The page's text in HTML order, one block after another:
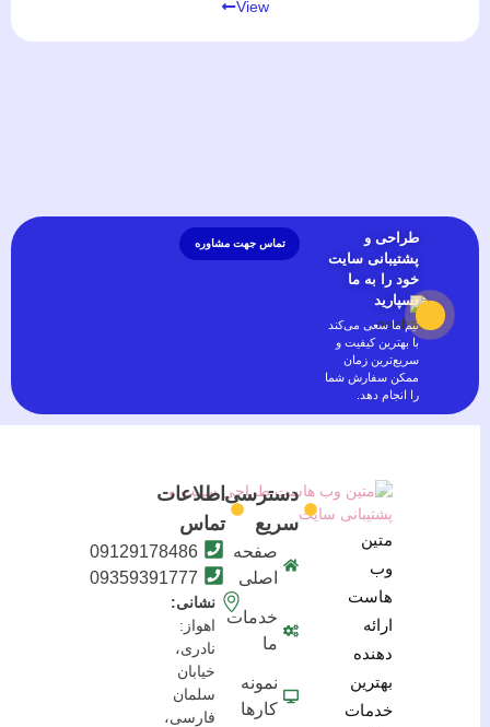
View
طراحی و
پشتیبانی سایت
خود را به ما
بسپارید
تیم ما سعی می‌کند
با بهترین کیفیت و
سریع‌ترین زمان
ممکن سفارش شما
را انجام دهد.
تماس جهت مشاوره
متین
وب
هاست
ارائه
دهنده
بهترین
خدمات
دسترسی
سریع
صفحه
اصلی
خدمات
ما
نمونه
کارها
اطلاعات
تماس
09129178486
09359391777
نشانی:
اهواز:
نادری،
خیابان
سلمان
فارسی،